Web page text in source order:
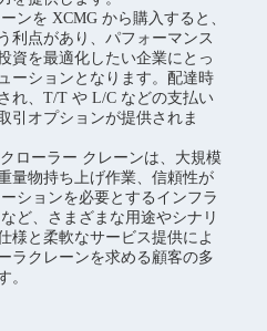
ンを XCMG から購入すると、
利点があり、パフォーマンス
資を最適化したい企業にとっ
ーションとなります。配達時
れ、T/T や L/C などの支払い
引オプションが提供されま
ローラー クレーンは、大規模
量物持ち上げ作業、信頼性が
ションを必要とするインフラ
ど、さまざまな用途やシナリ
様と柔軟なサービス提供によ
ラクレーンを求める顧客の多
。